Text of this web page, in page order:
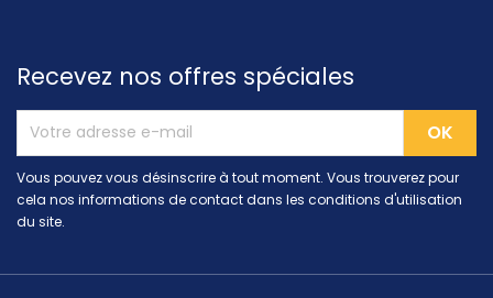
Recevez nos offres spéciales
Vous pouvez vous désinscrire à tout moment. Vous trouverez pour
cela nos informations de contact dans les conditions d'utilisation
du site.